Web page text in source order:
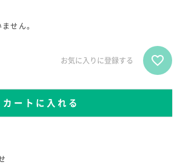
せん。
お気に入りに登録する
カートに入れる